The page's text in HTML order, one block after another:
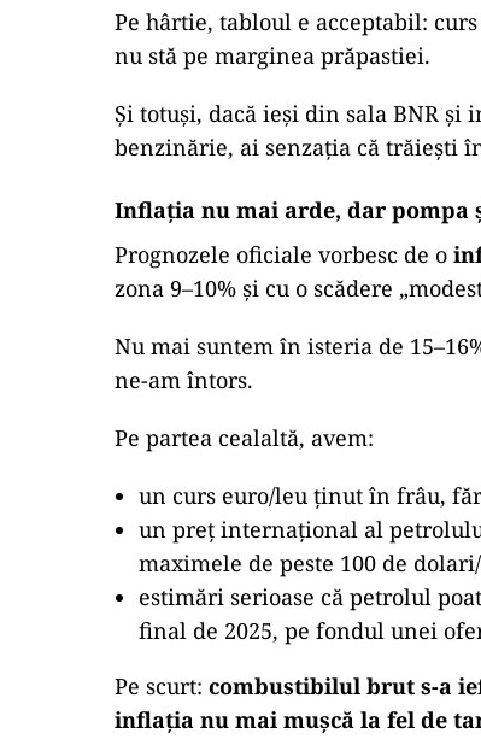
Pe hârtie, tabloul e acceptabil:
nu stă pe marginea prăpastiei.
Și totuși, dacă ieși din sala BNR
benzinărie, ai senzația că trăiești
Inflația nu mai arde, dar
Prognozele oficiale vorbesc de o
zona 9–10% și cu o scădere
Nu mai suntem în isteria de
ne-am întors.
Pe partea cealaltă, avem:
un curs euro/leu ținut în frâu,
un preț internațional al
maximele de peste 100 de
estimări serioase că petrolul
final de 2025, pe fondul unei
Pe scurt: combustibilul brut s-a
inflația nu mai mușcă la fel de